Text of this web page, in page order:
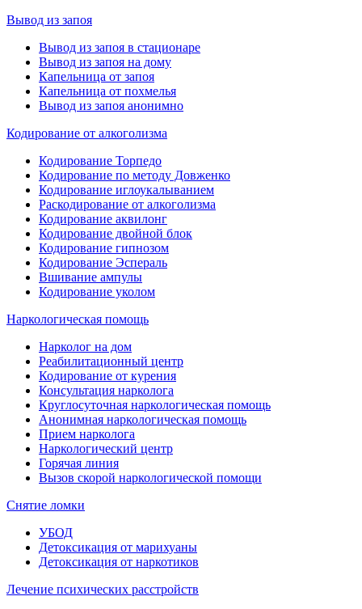
Вывод из запоя
Вывод из запоя в стационаре
Вывод из запоя на дому
Капельница от запоя
Капельница от похмелья
Вывод из запоя анонимно
Кодирование от алкоголизма
Кодирование Торпедо
Кодирование по методу Довженко
Кодирование иглоукалыванием
Раскодирование от алкоголизма
Кодирование аквилонг
Кодирование двойной блок
Кодирование гипнозом
Кодирование Эспераль
Вшивание ампулы
Кодирование уколом
Наркологическая помощь
Нарколог на дом
Реабилитационный центр
Кодирование от курения
Консультация нарколога
Круглосуточная наркологическая помощь
Анонимная наркологическая помощь
Прием нарколога
Наркологический центр
Горячая линия
Вызов скорой наркологической помощи
Снятие ломки
УБОД
Детоксикация от марихуаны
Детоксикация от наркотиков
Лечение психических расстройств